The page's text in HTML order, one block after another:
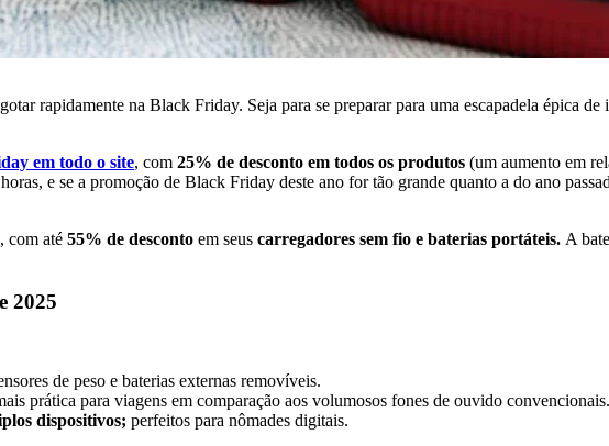
rapidamente na Black Friday. Seja para se preparar para uma escapadela épica
em todo o site, com 25% de desconto em todos os produtos (um aumento em
horas, e se a promoção de Black Friday deste ano for tão grande quanto a do ano
com até 55% de desconto em seus carregadores sem fio e baterias portáteis. A
2025
de peso e baterias externas removíveis.
prática para viagens em comparação aos volumosos fones de ouvido convencionais.
dispositivos; perfeitos para nômades digitais.